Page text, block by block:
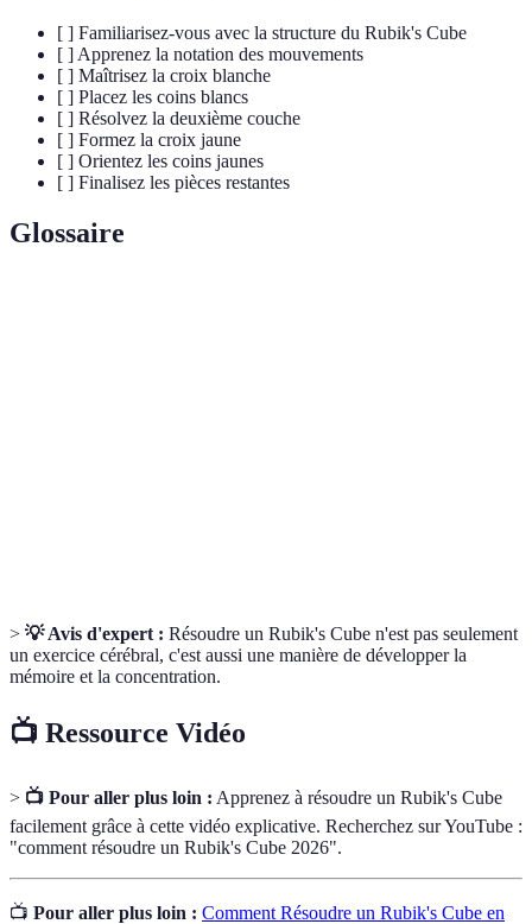
[ ] Familiarisez-vous avec la structure du Rubik's Cube
[ ] Apprenez la notation des mouvements
[ ] Maîtrisez la croix blanche
[ ] Placez les coins blancs
[ ] Résolvez la deuxième couche
[ ] Formez la croix jaune
[ ] Orientez les coins jaunes
[ ] Finalisez les pièces restantes
Glossaire
> 💡 Avis d'expert : Résoudre un Rubik's Cube n'est pas seulement
un exercice cérébral, c'est aussi une manière de développer la
mémoire et la concentration.
📺 Ressource Vidéo
> 📺 Pour aller plus loin : Apprenez à résoudre un Rubik's Cube
facilement grâce à cette vidéo explicative. Recherchez sur YouTube :
"comment résoudre un Rubik's Cube 2026".
📺 Pour aller plus loin : Comment Résoudre un Rubik's Cube en